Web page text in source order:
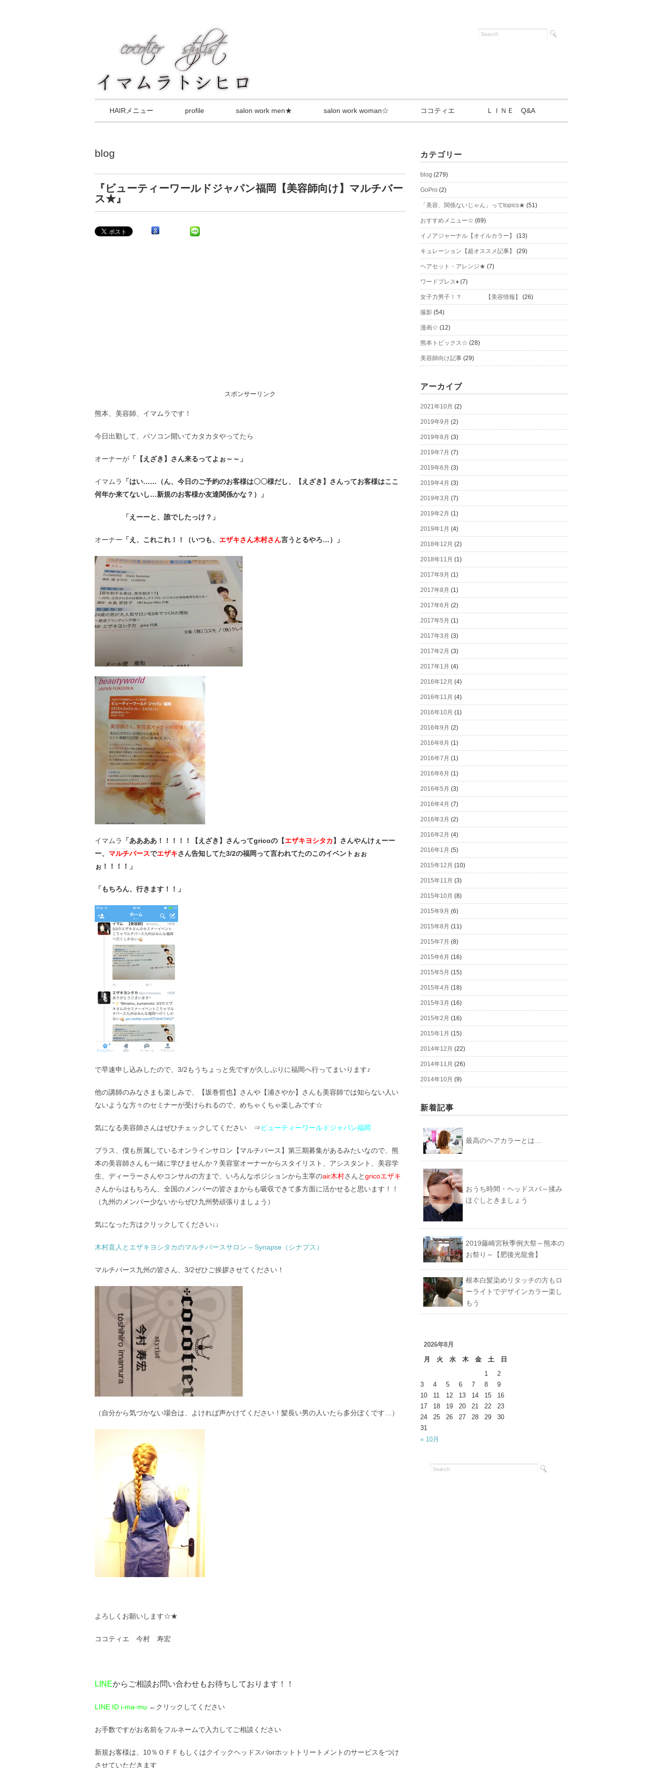
HAIRメニュー profile salon work men★ salon work woman☆ ココティエ ＬＩＮＥ Q&A
blog
『ビューティーワールドジャパン福岡【美容師向け】マルチバー
ス★』
スポンサーリンク
熊本、美容師、イマムラです！
今日出勤して、パソコン開いてカタカタやってたら
オーナーが 「【えざき】さん来るってよぉ～～」
イマムラ
「はい……（ん、今日のご予約のお客様は〇〇様だし、【えざき】さんってお客様はここ
何年か来てないし…新規のお客様か友達関係かな？）」
「えーーと、誰でしたっけ？」
オーナー 「え、これこれ！！（いつも、 エザキさん木村さん言うとるやろ…）」
イマムラ 「ああああ！！！！！【えざき】さんってgricoの【エザキヨシタカ】さんやんけぇーー
ー、 マルチバースでエザキさん告知してた3/2の福岡って言われてたのこのイベントぉぉ
ぉ！！！！」
「もちろん、行きます！！」
で早速申し込みしたので、3/2もうちょっと先ですが久しぶりに福岡へ行ってまいります♪
他の講師のみなさまも楽しみで、【坂巻哲也】さんや【浦さやか】さんも美容師では知らない人い
ないような方々のセミナーが受けられるので、めちゃくちゃ楽しみです☆
気になる美容師さんはぜひチェックしてください ⇒ビューティーワールドジャパン福岡
プラス、僕も所属しているオンラインサロン【マルチバース】第三期募集があるみたいなので、熊
本の美容師さんも一緒に学びませんか？美容室オーナーからスタイリスト、アシスタント、美容学
生、ディーラーさんやコンサルの方まで、いろんなポジションから主宰のair木村さんとgricoエザキ
さんからはもちろん、全国のメンバーの皆さまからも吸収できて多方面に活かせると思います！！
（九州のメンバー少ないからぜひ九州勢頑張りましょう）
気になった方はクリックしてください↓↓
木村直人とエザキヨシタカのマルチバースサロン – Synapse（シナプス）
マルチバース九州の皆さん、3/2ぜひご挨拶させてください！
（自分から気づかない場合は、よければ声かけてください！髪長い男の人いたら多分ぼくです…）
よろしくお願いします☆★
ココティエ 今村 寿宏
LINEからご相談お問い合わせもお待ちしております！！
LINE ID i-ma-mu ←クリックしてください
お手数ですがお名前をフルネームで入力してご相談ください
新規お客様は、10％ＯＦＦもしくはクイックヘッドスパorホットトリートメントのサービスをつけ
させていただきます
カテゴリー
blog (279)
GoPro (2)
「美容、関係ないじゃん」ってtopics★ (51)
おすすめメニュー☆ (69)
イノアジャーナル【オイルカラー】 (13)
キュレーション【超オススメ記事】 (29)
ヘアセット・アレンジ★ (7)
ワードプレス♦ (7)
女子力男子！？ 【美容情報】 (26)
撮影 (54)
漫画☆ (12)
熊本トピックス☆ (28)
美容師向け記事 (29)
アーカイブ
2021年10月 (2)
2019年9月 (2)
2019年8月 (3)
2019年7月 (7)
2019年6月 (3)
2019年4月 (3)
2019年3月 (7)
2019年2月 (1)
2019年1月 (4)
2018年12月 (2)
2018年11月 (1)
2017年9月 (1)
2017年8月 (1)
2017年6月 (2)
2017年5月 (1)
2017年3月 (3)
2017年2月 (3)
2017年1月 (4)
2016年12月 (4)
2016年11月 (4)
2016年10月 (1)
2016年9月 (2)
2016年8月 (1)
2016年7月 (1)
2016年6月 (1)
2016年5月 (3)
2016年4月 (7)
2016年3月 (2)
2016年2月 (4)
2016年1月 (5)
2015年12月 (10)
2015年11月 (3)
2015年10月 (8)
2015年9月 (6)
2015年8月 (11)
2015年7月 (8)
2015年6月 (16)
2015年5月 (15)
2015年4月 (18)
2015年3月 (16)
2015年2月 (16)
2015年1月 (15)
2014年12月 (22)
2014年11月 (26)
2014年10月 (9)
新着記事
最高のヘアカラーとは…
おうち時間・ヘッドスパ～揉み
ほぐしときましょう
2019藤崎宮秋季例大祭～熊本の
お祭り～【肥後光龍會】
根本白髪染めリタッチの方もロ
ーライトでデザインカラー楽し
もう
2026年8月
月
火 水 木 金 土
日
1
2
3
4 5 6 7 8
9
10
11 12 13 14 15
16
17
18 19 20 21 22
23
24
25 26 27 28 29
30
31
« 10月